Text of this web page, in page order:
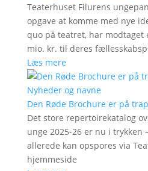
Teaterhuset Filurens
opgave at komme med nye
quo på teatret, har modtaget
mio. kr. til deres
Læs mere
Nyheder og navne
Den Røde Brochure er på
Det store repertoirekatalog
unge 2025-26 er nu i trykken
allerede kan opspores via
hjemmeside